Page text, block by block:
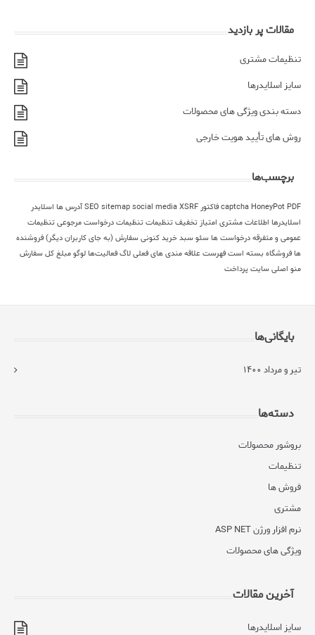
مقالات پر بازدید
تنظیمات مشتری
سایز اسلایدرها
دسته بندی ویژگی های محصولات
روش های تأیید هویت خارجی
برچسب‌ها
captcha HoneyPot PDF فاکتور SEO sitemapsocial mediaXSRF آدرس ها اسلایدر
اسلایدرها اطلاعات مشتری امتیاز تخفیفتنظیماتتنظیمات درخواست مرجوعیتنظیمات
عمومی و متفرقهدرخواست هاسئوسبد خرید کنونیسفارش (به جای کاربران دیگر)فروشنده
هافروشگاه بسته استفهرست علاقه مندی های فعلیلاگ فعالیت‌هالوگومبلغ کل سفارش
منو اصلی سایتپرداخت
بایگانی‌ها
تیر و مرداد ۱۴۰۰
دسته‌ها
بروشور محصولات
تنظیمات
فروش ها
مشتری
نرم افزار ورژن ASP NET
ویژگی های محصولات
آخرین مقالات
سایز اسلایدرها